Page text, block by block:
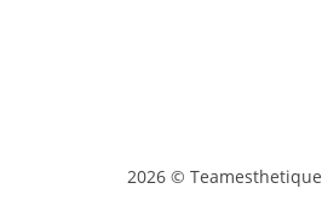
2026 © Teamesthetique